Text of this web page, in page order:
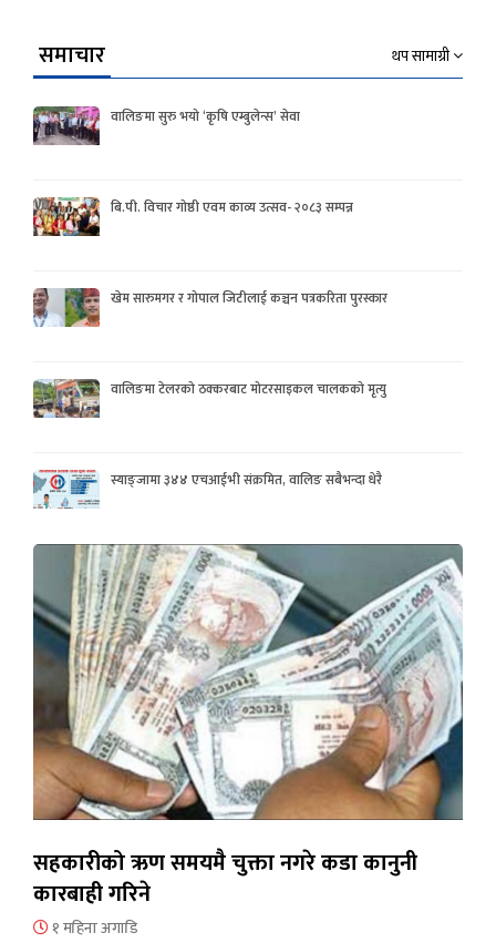
समाचार थप सामाग्री
वालिङमा सुरु भयो ‘कृषि एम्बुलेन्स’ सेवा
बि.पी. विचार गोष्ठी एवम काव्य उत्सव- २०८३ सम्पन्न
खेम सारुमगर र गोपाल जिटीलाई कञ्चन पत्रकरिता पुरस्कार
वालिङमा टेलरको ठक्करबाट मोटरसाइकल चालकको मृत्यु
स्याङ्जामा ३४४ एचआईभी संक्रमित, वालिङ सबैभन्दा धेरै
सहकारीको ऋण समयमै चुक्ता नगरे कडा कानुनी
कारबाही गरिने
१ महिना अगाडि